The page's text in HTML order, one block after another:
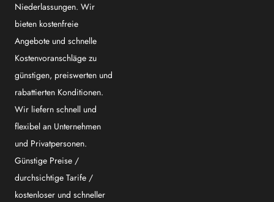
Niederlassungen. Wir
bieten kostenfreie
Angebote und schnelle
Kostenvoranschläge zu
günstigen, preiswerten und
rabattierten Konditionen.
Wir liefern schnell und
flexibel an Unternehmen
und Privatpersonen.
Günstige Preise /
durchsichtige Tarife /
kostenloser und schneller